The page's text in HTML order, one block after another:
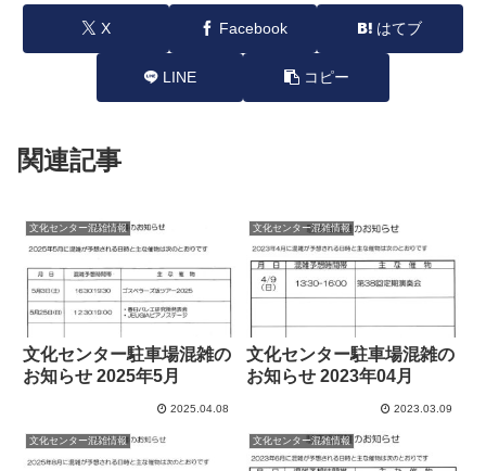
X Facebook はてブ
LINE コピー
関連記事
文化センター混雑情報
文化センター駐車場混雑の
お知らせ 2025年5月
2025.04.08
文化センター混雑情報
文化センター駐車場混雑の
お知らせ 2023年04月
2023.03.09
文化センター混雑情報 文化センター混雑情報